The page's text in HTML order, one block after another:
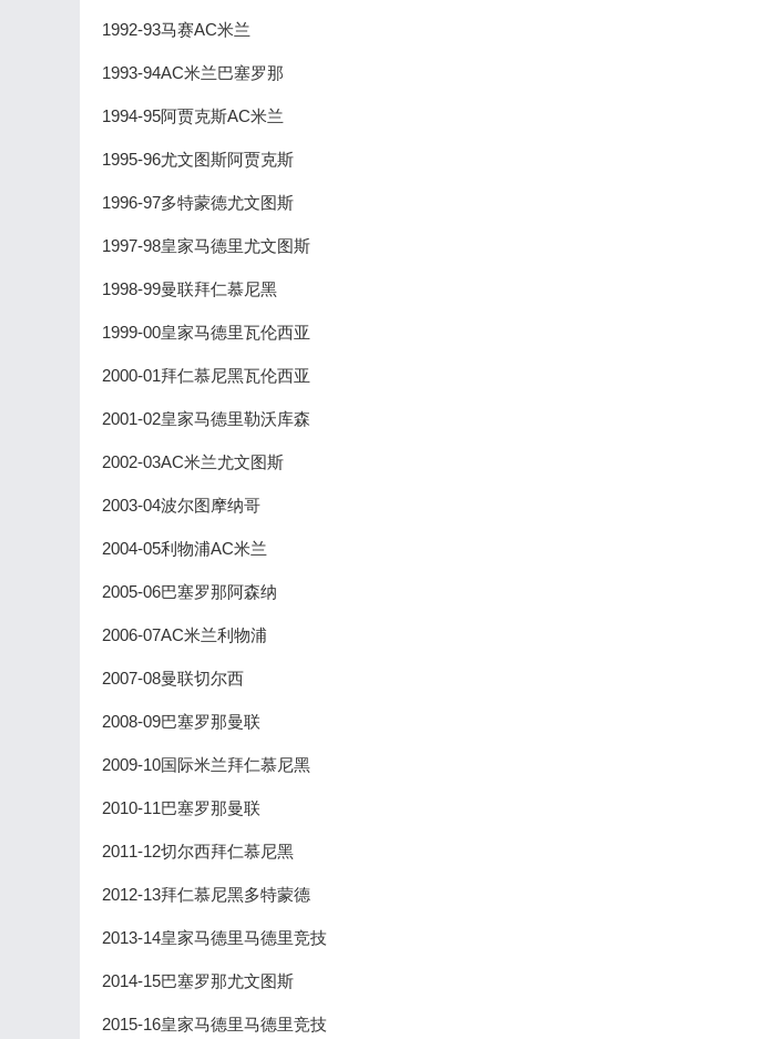
1992-93马赛AC米兰
1993-94AC米兰巴塞罗那
1994-95阿贾克斯AC米兰
1995-96尤文图斯阿贾克斯
1996-97多特蒙德尤文图斯
1997-98皇家马德里尤文图斯
1998-99曼联拜仁慕尼黑
1999-00皇家马德里瓦伦西亚
2000-01拜仁慕尼黑瓦伦西亚
2001-02皇家马德里勒沃库森
2002-03AC米兰尤文图斯
2003-04波尔图摩纳哥
2004-05利物浦AC米兰
2005-06巴塞罗那阿森纳
2006-07AC米兰利物浦
2007-08曼联切尔西
2008-09巴塞罗那曼联
2009-10国际米兰拜仁慕尼黑
2010-11巴塞罗那曼联
2011-12切尔西拜仁慕尼黑
2012-13拜仁慕尼黑多特蒙德
2013-14皇家马德里马德里竞技
2014-15巴塞罗那尤文图斯
2015-16皇家马德里马德里竞技